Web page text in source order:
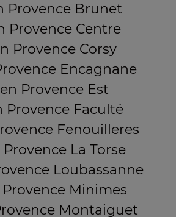
Provence Brunet
Provence Centre
Provence Corsy
Encagnane
Provence Est
Provence Faculté
Fenouilleres
La Torse
Loubassanne
Minimes
Montaiguet